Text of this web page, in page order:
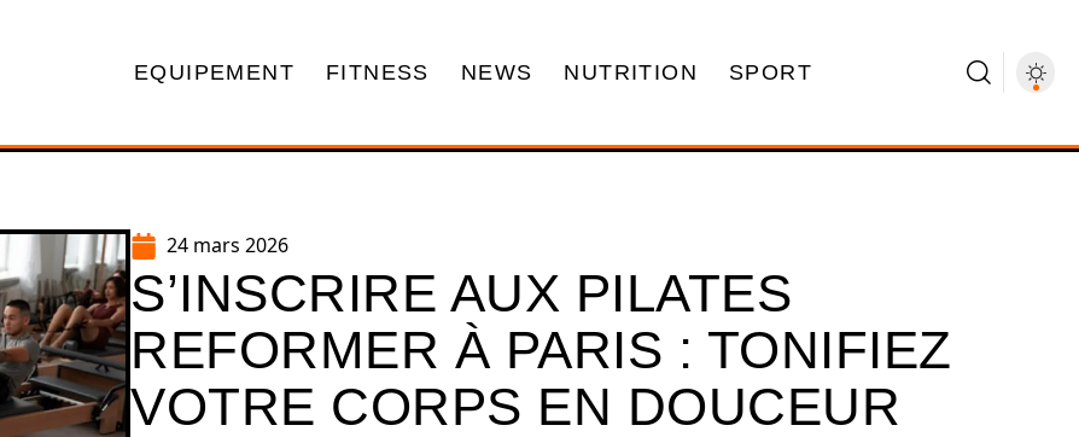
EQUIPEMENT FITNESS NEWS NUTRITION SPORT
24 mars 2026
S’INSCRIRE AUX PILATES
REFORMER À PARIS : TONIFIEZ
VOTRE CORPS EN DOUCEUR